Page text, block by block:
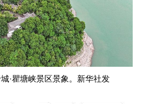
·瞿塘峡景区景象。新华社发